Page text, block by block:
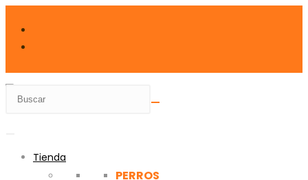
contenido
Tienda
PERROS